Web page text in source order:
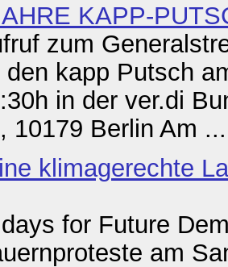
KAPP-
zum
den kapp Putsch
in der ver.di
10179 Berlin Am ...
klimagerechte
for Future
am